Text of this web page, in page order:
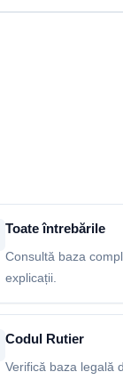
Toate întrebările
Consultă baza
explicații.
Codul Rutier
Verifică baza legală